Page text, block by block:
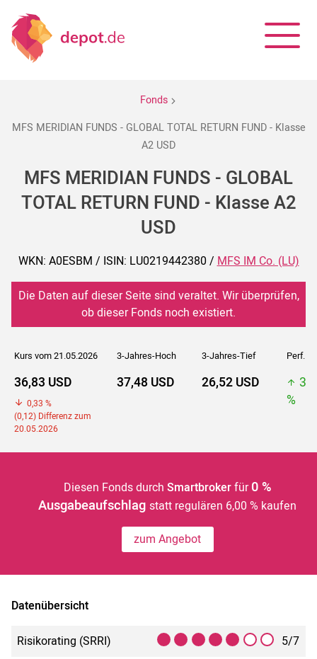
Fonds
MFS MERIDIAN FUNDS - GLOBAL TOTAL RETURN FUND - Klasse
A2 USD
MFS MERIDIAN FUNDS - GLOBAL
TOTAL RETURN FUND - Klasse A2
USD
WKN: A0ESBM / ISIN: LU0219442380 /MFS IM Co. (LU)
Die Daten auf dieser Seite sind veraltet. Wir überprüfen,
ob dieser Fonds noch existiert.
Kurs vom 21.05.2026 3-Jahres-Hoch 3-Jahres-Tief Perf. 5J
36,83 USD
0,33 %
(0,12) Differenz zum
20.05.2026
37,48 USD 26,52 USD
%
Diesen Fonds durch Smartbrokerfür 0 %
Ausgabeaufschlagstatt regulären 6,00 % kaufen
zum Angebot
Datenübersicht
Risikorating (SRRI)
5/7